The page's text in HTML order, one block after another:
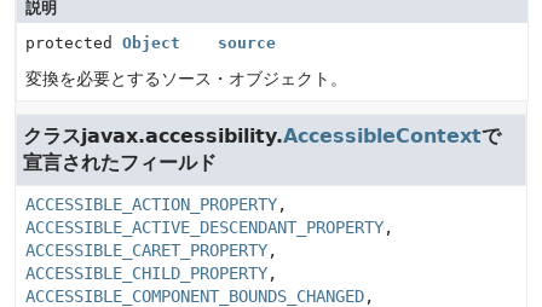
説明
protected Object source
変換を必要とするソース・オブジェクト。
クラスjavax.accessibility.AccessibleContextで
宣言されたフィールド
ACCESSIBLE_ACTION_PROPERTY,
ACCESSIBLE_ACTIVE_DESCENDANT_PROPERTY,
ACCESSIBLE_CARET_PROPERTY,
ACCESSIBLE_CHILD_PROPERTY,
ACCESSIBLE_COMPONENT_BOUNDS_CHANGED,